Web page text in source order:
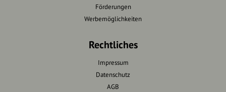
Förderungen
Werbemöglichkeiten
Rechtliches
Impressum
Datenschutz
AGB